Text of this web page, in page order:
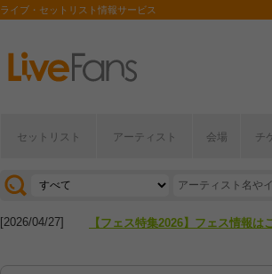
ライブ・セットリスト情報サービス
セットリスト アーティスト 会場 チ
[2026/07/28] 【ライブ動員ランキング】2026年
[2026/04/27] 【フェス特集2026】フェス情報は